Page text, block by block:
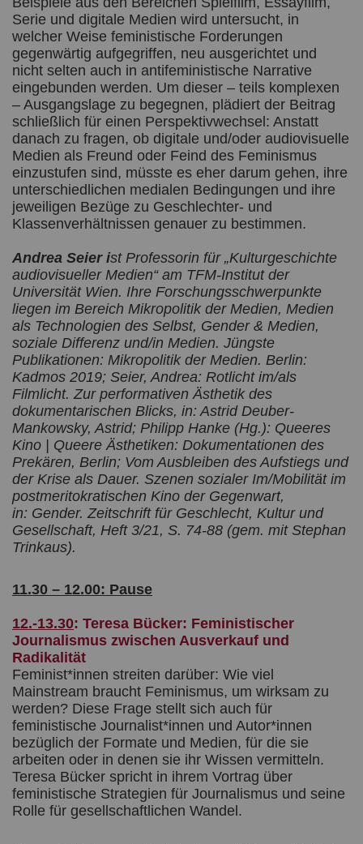
Serie und digitale Medien wird untersucht, in
welcher Weise feministische Forderungen
gegenwärtig aufgegriffen, neu ausgerichtet und
nicht selten auch in antifeministische Narrative
eingebunden werden. Um dieser – teils komplexen
– Ausgangslage zu begegnen, plädiert der Beitrag
schließlich für einen Perspektivwechsel: Anstatt
danach zu fragen, ob digitale und/oder audiovisuelle
Medien als Freund oder Feind des Feminismus
einzustufen sind, müsste es eher darum gehen, ihre
unterschiedlichen medialen Bedingungen und ihre
jeweiligen Bezüge zu Geschlechter- und
Klassenverhältnissen genauer zu bestimmen.
Andrea Seier ist Professorin für „Kulturgeschichte
audiovisueller Medien“ am TFM-Institut der
Universität Wien. Ihre Forschungsschwerpunkte
liegen im Bereich Mikropolitik der Medien, Medien
als Technologien des Selbst, Gender & Medien,
soziale Differenz und/in Medien. Jüngste
Publikationen: Mikropolitik der Medien. Berlin:
Kadmos 2019; Seier, Andrea: Rotlicht im/als
Filmlicht. Zur performativen Ästhetik des
dokumentarischen Blicks, in: Astrid Deuber-
Mankowsky, Astrid; Philipp Hanke (Hg.): Queeres
Kino | Queere Ästhetiken: Dokumentationen des
Prekären, Berlin; Vom Ausbleiben des Aufstiegs und
der Krise als Dauer. Szenen sozialer Im/Mobilität im
postmeritokratischen Kino der Gegenwart,
in: Gender. Zeitschrift für Geschlecht, Kultur und
Gesellschaft, Heft 3/21, S. 74-88 (gem. mit Stephan
Trinkaus).
11.30 – 12.00: Pause
12.-13.30: Teresa Bücker: Feministischer
Journalismus zwischen Ausverkauf und
Radikalität
Feminist*innen streiten darüber: Wie viel
Mainstream braucht Feminismus, um wirksam zu
werden? Diese Frage stellt sich auch für
feministische Journalist*innen und Autor*innen
bezüglich der Formate und Medien, für die sie
arbeiten oder in denen sie ihr Wissen vermitteln.
Teresa Bücker spricht in ihrem Vortrag über
feministische Strategien für Journalismus und seine
Rolle für gesellschaftlichen Wandel.